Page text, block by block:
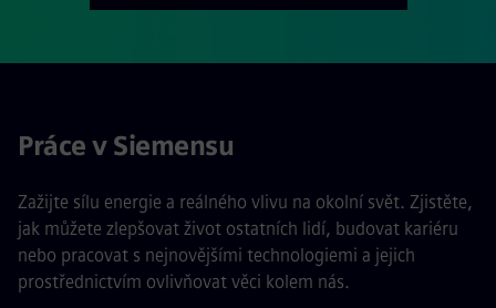
Práce v Siemensu
Zažijte sílu energie a reálného vlivu na okolní svět. Zjistěte,
jak můžete zlepšovat život ostatních lidí, budovat kariéru
nebo pracovat s nejnovějšími technologiemi a jejich
prostřednictvím ovlivňovat věci kolem nás.